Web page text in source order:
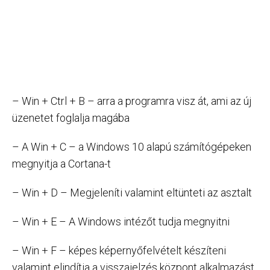
– Win + Ctrl + B – arra a programra visz át, ami az új
üzenetet foglalja magába
– A Win + C – a Windows 10 alapú számítógépeken
megnyitja a Cortana-t
– Win + D – Megjeleníti valamint eltünteti az asztalt
– Win + E – A Windows intézőt tudja megnyitni
– Win + F – képes képernyőfelvételt készíteni
valamint elindítja a visszajelzés központ alkalmazást